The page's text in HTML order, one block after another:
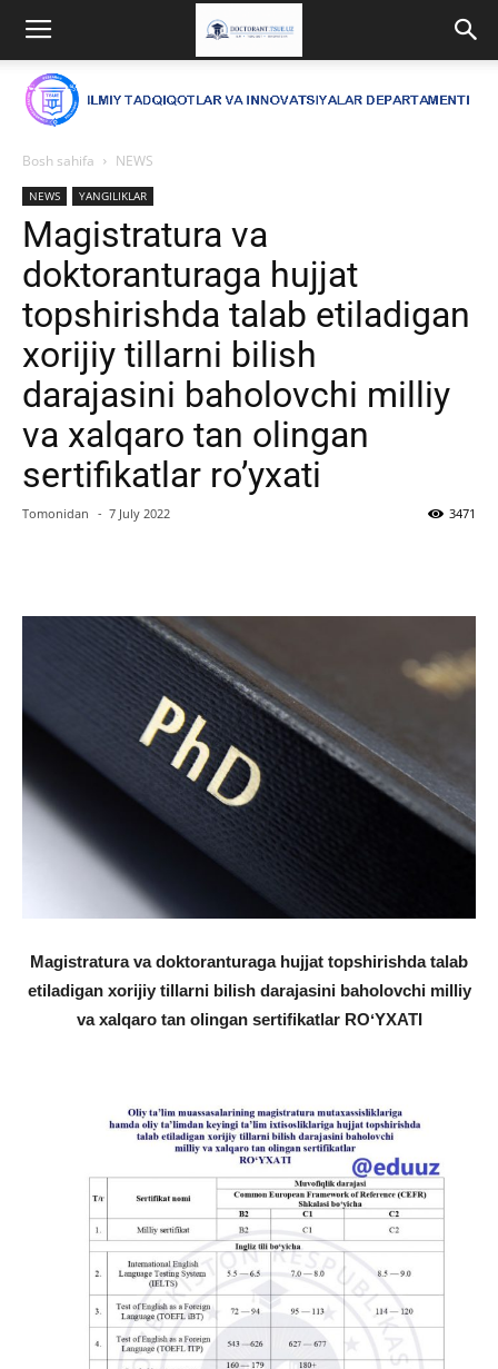
Bosh sahifa NEWS
NEWS YANGILIKLAR
Magistratura va
doktoranturaga hujjat
topshirishda talab etiladigan
xorijiy tillarni bilish
darajasini baholovchi milliy
va xalqaro tan olingan
sertifikatlar ro’yxati
Tomonidan - 7 July 2022 3471
Magistratura va doktoranturaga hujjat topshirishda talab
etiladigan xorijiy tillarni bilish darajasini baholovchi milliy
va xalqaro tan olingan sertifikatlar ROʻYXATI